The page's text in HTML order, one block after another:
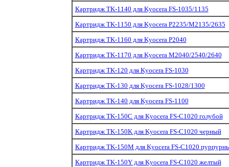
Картридж TK-1140 для Kyocera FS-1035/1135
Картридж TK-1150 для Kyocera P2235/M2135/2635
Картридж TK-1160 для Kyocera P2040
Картридж TK-1170 для Kyocera M2040/2540/2640
Картридж TK-120 для Kyocera FS-1030
Картридж TK-130 для Kyocera FS-1028/1300
Картридж TK-140 для Kyocera FS-1100
Картридж TK-150C для Kyocera FS-C1020 голубой
Картридж TK-150K для Kyocera FS-C1020 черный
Картридж TK-150M для Kyocera FS-C1020
Картридж TK-150Y для Kyocera FS-C1020 желтый